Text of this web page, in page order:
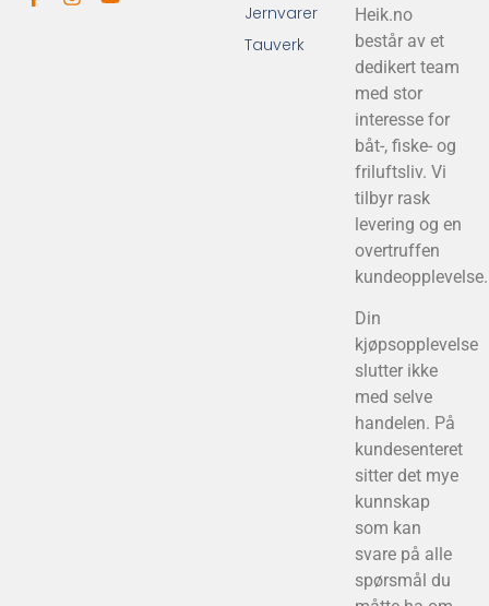
Heik.no
består av et
dedikert team
med stor
interesse for
båt-, fiske- og
friluftsliv. Vi
tilbyr rask
levering og en
overtruffen
kundeopplevelse.
Din
kjøpsopplevelse
slutter ikke
med selve
handelen. På
kundesenteret
sitter det mye
kunnskap
som kan
svare på alle
spørsmål du
Jernvarer
Tauverk